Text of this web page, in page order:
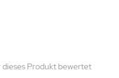
dieses Produkt bewertet